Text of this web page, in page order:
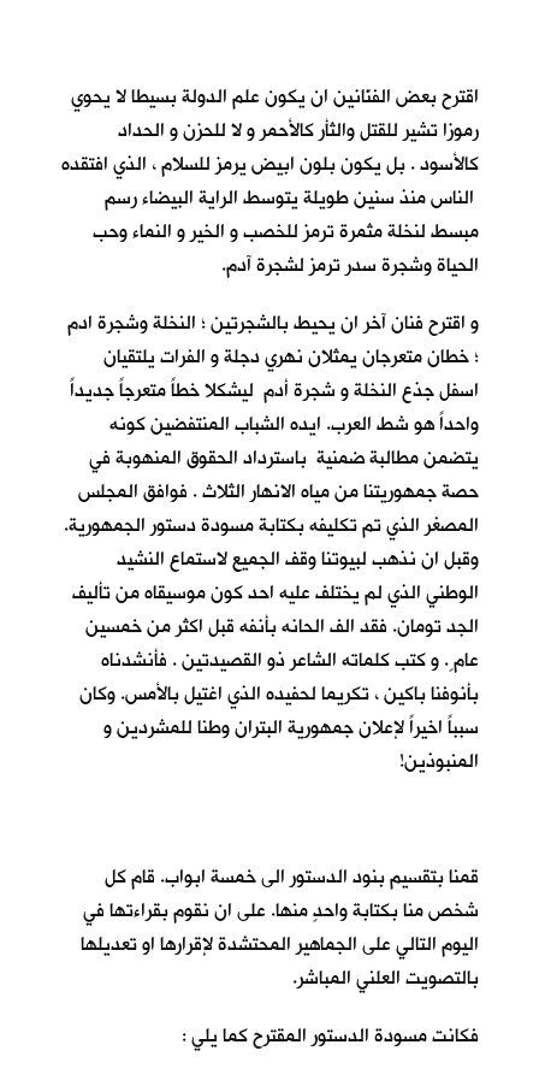
اقترح بعض الفنّانين ان يكون علم الدولة بسيطا لا يحوي
رموزا تشير للقتل والثأر كالأحمر و لا للحزن و الحداد
كالأسود . بل يكون بلون ابيض يرمز للسلام ، الذي افتقده
الناس منذ سنين طويلة يتوسط الراية البيضاء رسم
مبسط لنخلة مثمرة ترمز للخصب و الخير و النماء وحب
الحياة وشجرة سدر ترمز لشجرة آدم.
و اقترح فنان آخر ان يحيط بالشجرتين ؛ النخلة وشجرة ادم
؛ خطان متعرجان يمثلان نهري دجلة و الفرات يلتقيان
اسفل جذع النخلة و شجرة أدم ليشكلا خطاً متعرجاً جديداً
واحداً هو شط العرب. ايده الشباب المنتفضين كونه
يتضمن مطالبة ضمنية باسترداد الحقوق المنهوبة في
حصة جمهوريتنا من مياه الانهار الثلاث . فوافق المجلس
المصغر الذي تم تكليفه بكتابة مسودة دستور الجمهورية.
وقبل ان نذهب لبيوتنا وقف الجميع لاستماع النشيد
الوطني الذي لم يختلف عليه احد كون موسيقاه من تأليف
الجد تومان. فقد الف الحانه بأنفه قبل اكثر من خمسين
عام ٍ. و كتب كلماته الشاعر ذو القصيدتين . فأنشدناه
بأنوفنا باكين ، تكريما لحفيده الذي اغتيل بالأمس. وكان
سبباً اخيراً لإعلان جمهورية البتران وطنا للمشردين و
المنبوذين!
قمنا بتقسيم بنود الدستور الى خمسة ابواب. قام كل
شخص منا بكتابة واحدٍ منها. على ان نقوم بقراءتها في
اليوم التالي على الجماهير المحتشدة لإقرارها او تعديلها
بالتصويت العلني المباشر.
فكانت مسودة الدستور المقترح كما يلي :